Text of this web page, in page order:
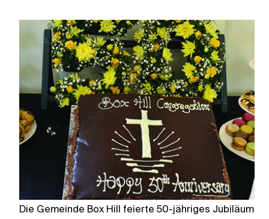
Die Gemeinde Box Hill feierte 50-jähriges Jubiläum